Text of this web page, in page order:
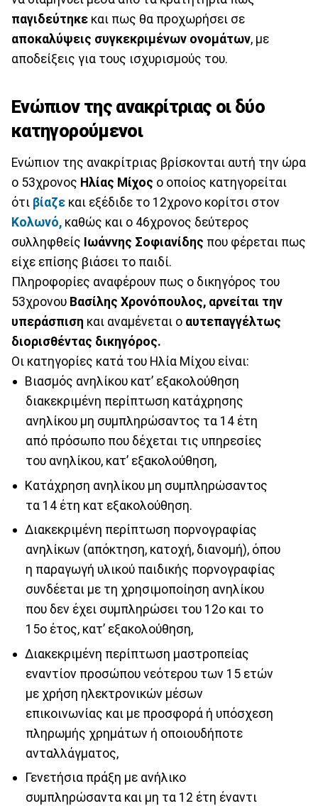
παγιδεύτηκε και πως θα προχωρήσει σε
αποκαλύψεις συγκεκριμένων ονομάτων, με
αποδείξεις για τους ισχυρισμούς του.
Ενώπιον της ανακρίτριας οι δύο
κατηγορούμενοι
Ενώπιον της ανακρίτριας βρίσκονται αυτή την ώρα
ο 53χρονος Ηλίας Μίχος ο οποίος κατηγορείται
ότι βίαζε και εξέδιδε το 12χρονο κορίτσι στον
Κολωνό, καθώς και ο 46χρονος δεύτερος
συλληφθείς Ιωάννης Σοφιανίδης που φέρεται πως
είχε επίσης βιάσει το παιδί.
Πληροφορίες αναφέρουν πως ο δικηγόρος του
53χρονου Βασίλης Χρονόπουλος, αρνείται την
υπεράσπιση και αναμένεται ο αυτεπαγγέλτως
διορισθέντας δικηγόρος.
Οι κατηγορίες κατά του Ηλία Μίχου είναι:
Βιασμός ανηλίκου κατ’ εξακολούθηση
διακεκριμένη περίπτωση κατάχρησης
ανηλίκου μη συμπληρώσαντος τα 14 έτη
από πρόσωπο που δέχεται τις υπηρεσίες
του ανηλίκου, κατ’ εξακολούθηση,
Κατάχρηση ανηλίκου μη συμπληρώσαντος
τα 14 έτη κατ εξακολούθηση.
Διακεκριμένη περίπτωση πορνογραφίας
ανηλίκων (απόκτηση, κατοχή, διανομή), όπου
η παραγωγή υλικού παιδικής πορνογραφίας
συνδέεται με τη χρησιμοποίηση ανηλίκου
που δεν έχει συμπληρώσει του 12ο και το
15ο έτος, κατ’ εξακολούθηση,
Διακεκριμένη περίπτωση μαστροπείας
εναντίον προσώπου νεότερου των 15 ετών
με χρήση ηλεκτρονικών μέσων
επικοινωνίας και με προσφορά ή υπόσχεση
πληρωμής χρημάτων ή οποιουδήποτε
ανταλλάγματος,
Γενετήσια πράξη με ανήλικο
συμπληρώσαντα και μη τα 12 έτη έναντι